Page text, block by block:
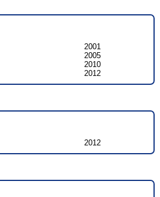
2001
2005
2010
2012
2012